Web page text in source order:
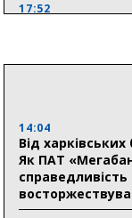
17:52
Пенсійному
Артем Кобзар
відзнаки
14:04
Від
Як ПАТ